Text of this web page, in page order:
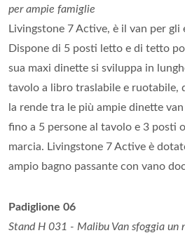
per ampie famiglie
Livingstone 7 Active, è il van per gli
Dispone di 5 posti letto e di tetto
sua maxi dinette si sviluppa in
tavolo a libro traslabile e ruotabile,
la rende tra le più ampie dinette
fino a 5 persone al tavolo e 3 posti
marcia. Livingstone 7 Active è
ampio bagno passante con vano
Padiglione 06
Stand H 031 - Malibu Van sfoggia un